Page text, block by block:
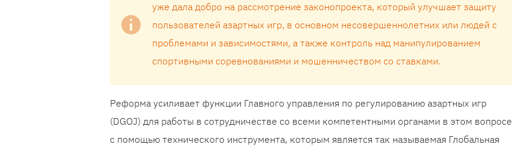
уже дала добро на рассмотрение законопроекта, который улучшает защиту
пользователей азартных игр, в основном несовершеннолетних или людей с
проблемами и зависимостями, а также контроль над манипулированием
спортивными соревнованиями и мошенничеством со ставками.
Реформа усиливает функции Главного управления по регулированию азартных игр
(DGOJ) для работы в сотрудничестве со всеми компетентными органами в этом вопросе
с помощью технического инструмента, которым является так называемая Глобальная